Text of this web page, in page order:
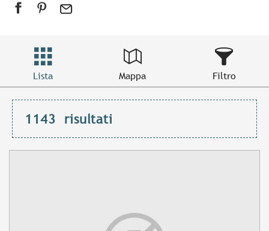
Lista Mappa Filtro
1143 risultati